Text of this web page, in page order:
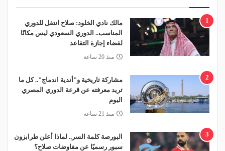
1
مالك نادي الخلود: صلاح انتقل للدوري
المناسب.. الدوري السعودي ليس مكانًا
لقضاء إجازة التقاعد
منذ 20 ساعة
2
مشاركة تاريخية و"أندية اندماج".. كل ما
تريد معرفته عن قرعة الدوري المصري
اليوم
منذ 21 ساعة
3
البورصة كلمة السر.. لماذا أعلن طرابزون
سبور رسميًا عن مفاوضات صلاح؟